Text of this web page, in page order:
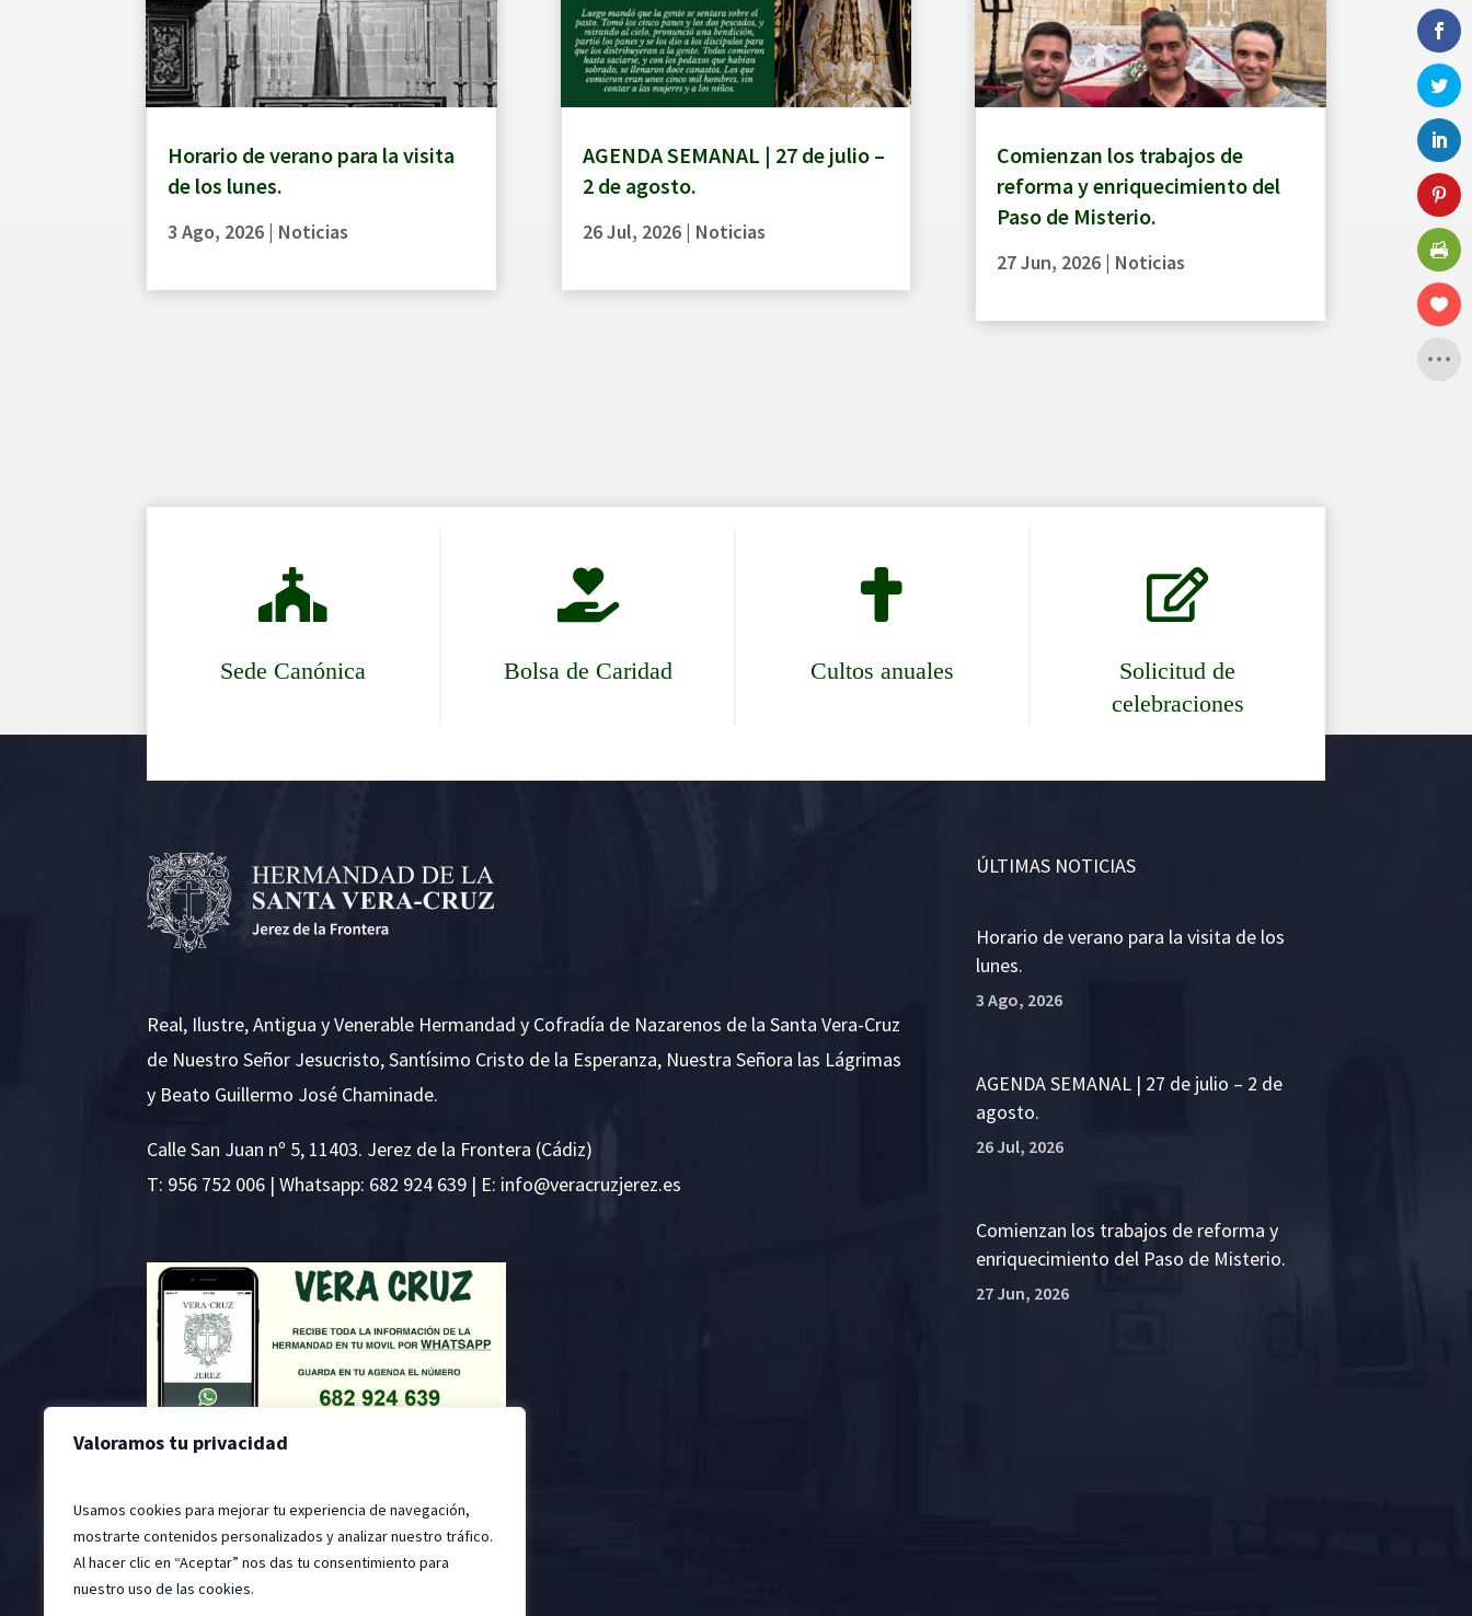
Valoramos tu privacidad
Usamos cookies para mejorar tu experiencia de navegación,
mostrarte contenidos personalizados y analizar nuestro tráfico.
Al hacer clic en “Aceptar” nos das tu consentimiento para
nuestro uso de las cookies.
Horario de verano para la visita
de los lunes.
3 Ago, 2026 | Noticias
AGENDA SEMANAL | 27 de julio –
2 de agosto.
26 Jul, 2026| Noticias
Comienzan los trabajos de
reforma y enriquecimiento del
Paso de Misterio.
27 Jun, 2026| Noticias

Sede Canónica

Bolsa de Caridad

Cultos anuales

Solicitud de
celebraciones
Real, Ilustre, Antigua y Venerable Hermandad y Cofradía de Nazarenos de la Santa Vera-Cruz
de Nuestro Señor Jesucristo, Santísimo Cristo de la Esperanza, Nuestra Señora las Lágrimas
y Beato Guillermo José Chaminade.
Calle San Juan nº 5, 11403. Jerez de la Frontera (Cádiz)
T: 956 752 006 | Whatsapp: 682 924 639 | E: se.ze
rejzu
rcare
v@ofn
i
ÚLTIMAS NOTICIAS
Horario de verano para la visita de los
lunes.
3 Ago, 2026
AGENDA SEMANAL | 27 de julio – 2 de
agosto.
26 Jul, 2026
Comienzan los trabajos de reforma y
enriquecimiento del Paso de Misterio.
27 Jun, 2026